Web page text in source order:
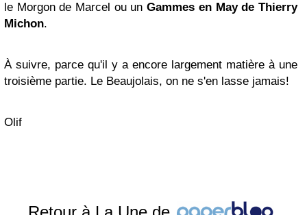
le Morgon de Marcel ou un Gammes en May de Thierry
Michon.
À suivre, parce qu'il y a encore largement matière à une
troisième partie. Le Beaujolais, on ne s'en lasse jamais!
Olif